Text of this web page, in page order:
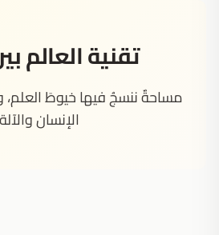
تقنية العالم
مساحةٌ ننسجُ فيها خيوطَ
الإنسان والآلة